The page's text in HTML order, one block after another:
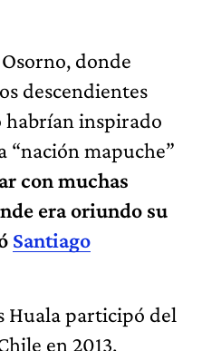
donde
descendientes
habrían inspirado
“nación mapuche”
con muchas
era oriundo su
Santiago
Huala participó del
en 2013,